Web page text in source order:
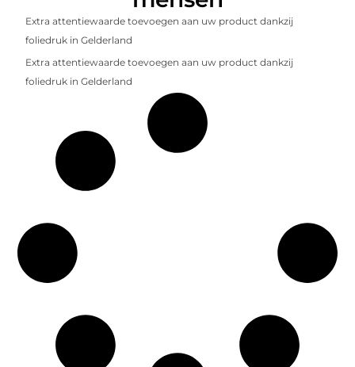
Extra attentiewaarde toevoegen aan uw product dankzij
foliedruk in Gelderland
Extra attentiewaarde toevoegen aan uw product dankzij
foliedruk in Gelderland